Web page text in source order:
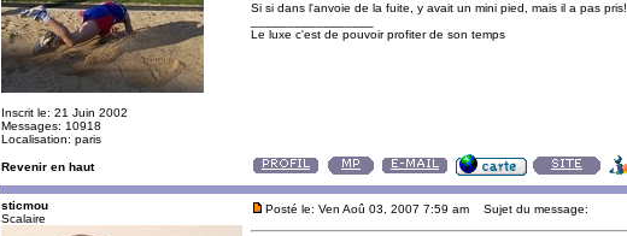
Inscrit le: 21 Juin 2002
Messages: 10918
Localisation: paris
Si si dans l'anvoie de la fuite, y avait un mini pied, mais il a pas pris!
Le luxe c'est de pouvoir profiter de son temps
Revenir en haut
sticmou
Scalaire
Posté le: Ven Aoû 03, 2007 7:59 am Sujet du message: